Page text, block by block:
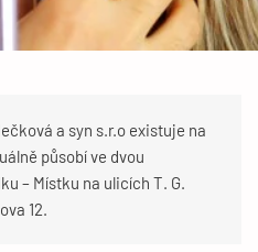
a syn s.r.o existuje na
působí ve dvou
– Místku na ulicích T. G.
12.